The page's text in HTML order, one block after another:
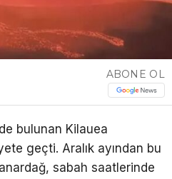
ABONE OL
bulunan Kilauea
geçti. Aralık ayından bu
sabah saatlerinde